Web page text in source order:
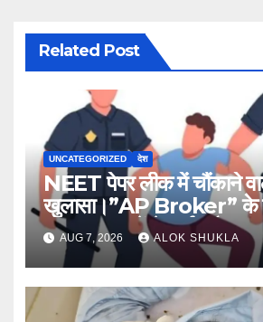
Related Post
UNCATEGORIZED देश
NEET पेपर लीक में चौंकाने
खुलासा।”AP Broker” के
नंबर,13राज्य में नेटवर्क और
मराठी से इंग्लिश में अनुवाद सहित
खुलासे।
AUG 7, 2026 ALOK SHUKLA